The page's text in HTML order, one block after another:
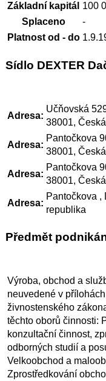
Základní kapitál 100
Splaceno
-
Platnost od - do
Sídlo DEXTER
Adresa:
Učňovská
38001,
Adresa:
Pantočkova
38001,
Adresa:
Pantočkova
38001,
Adresa:
Pantočkova ,
republika
Předmět
Výroba, obchod a
neuvedené v
živnostenského
těchto oborů činnosti:
konzultační činnost,
odborných studií a
Velkoobchod a
Zprostředkování